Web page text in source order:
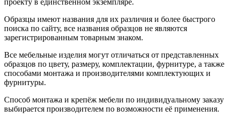
Образцы имеют названия для их различия и более быстрого
поиска по сайту, все названия образцов не являются
зарегистрированным товарным знаком.
Все мебельные изделия могут отличаться от представленных
образцов по цвету, размеру, комплектации, фурнитуре, а также
способами монтажа и производителями комплектующих и
фурнитуры.
Способ монтажа и крепёж мебели по индивидуальному заказу
выбирается производителем по возможности её применения.